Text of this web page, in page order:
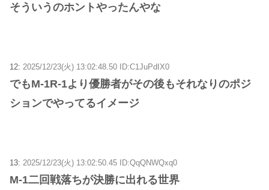
そういうのホントやったんやな
12: 2025/12/23(火) 13:02:48.50 ID:C1JuPdIX0
でもM-1R-1より優勝者がその後もそれなりのポジ
ションでやってるイメージ
13: 2025/12/23(火) 13:02:50.45 ID:QqQNWQxq0
M‐1二回戦落ちが決勝に出れる世界